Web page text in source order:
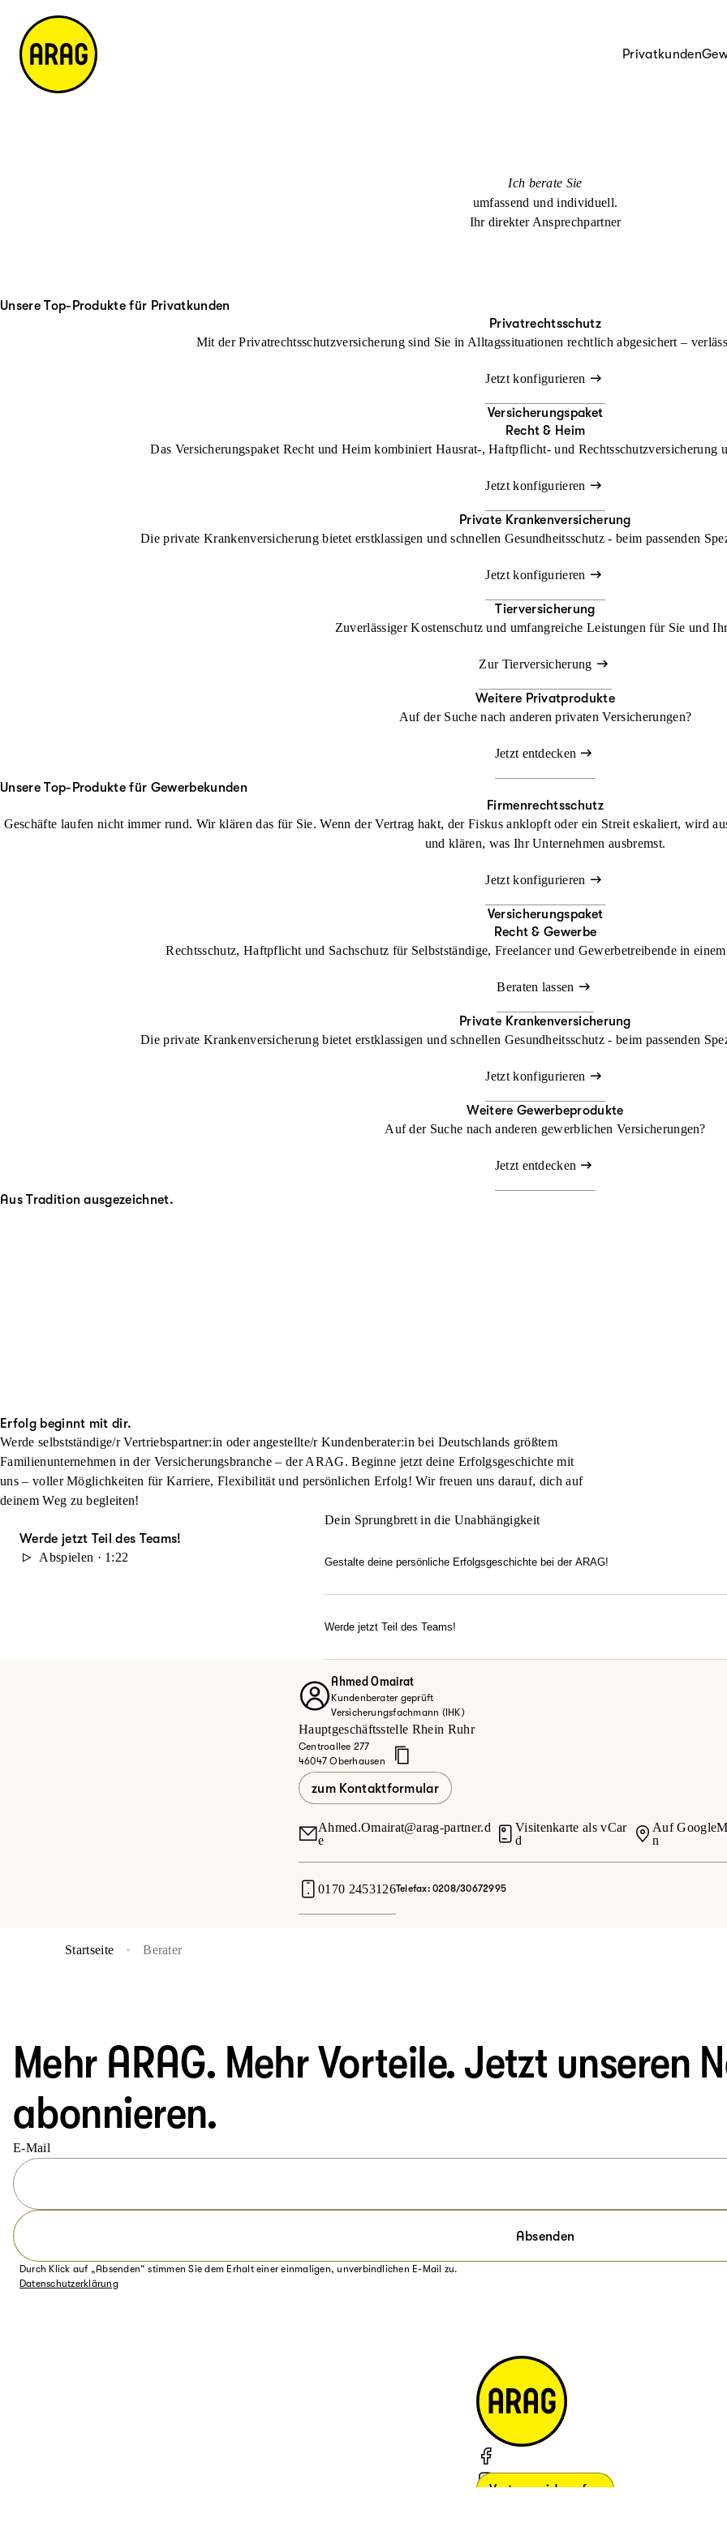
Privatkunden
Ich berate Sie
umfassend und individuell.
Ihr direkter Ansprechpartner
Unsere Top-Produkte für Privatkunden
Privatrechtsschutz
Mit der Privatrechtsschutzversicherung sind Sie in Alltagssituationen rechtlich abgesichert –
Jetzt konfigurieren
Versicherungspaket
Recht & Heim
Das Versicherungspaket Recht und Heim kombiniert Hausrat-, Haftpflicht- und Rechtsschutzversicherung
Jetzt konfigurieren
Private Krankenversicherung
Die private Krankenversicherung bietet erstklassigen und schnellen Gesundheitsschutz - beim passenden
Jetzt konfigurieren
Tierversicherung
Zuverlässiger Kostenschutz und umfangreiche Leistungen für Sie und
Zur Tierversicherung
Weitere Privatprodukte
Auf der Suche nach anderen privaten Versicherungen?
Jetzt entdecken
Unsere Top-Produkte für Gewerbekunden
Firmenrechtsschutz
Geschäfte laufen nicht immer rund. Wir klären das für Sie. Wenn der Vertrag hakt, der Fiskus anklopft oder ein Streit eskaliert, wird
und klären, was Ihr Unternehmen ausbremst.
Jetzt konfigurieren
Versicherungspaket
Recht & Gewerbe
Rechtsschutz, Haftpflicht und Sachschutz für Selbstständige, Freelancer und Gewerbetreibende in
Beraten lassen
Private Krankenversicherung
Die private Krankenversicherung bietet erstklassigen und schnellen Gesundheitsschutz - beim passenden
Jetzt konfigurieren
Weitere Gewerbeprodukte
Auf der Suche nach anderen gewerblichen Versicherungen?
Jetzt entdecken
Aus Tradition ausgezeichnet.
Erfolg beginnt mit dir.
Werde selbstständige/r Vertriebspartner:in oder angestellte/r Kundenberater:in bei Deutschlands größtem
Familienunternehmen in der Versicherungsbranche – der ARAG. Beginne jetzt deine Erfolgsgeschichte mit
uns – voller Möglichkeiten für Karriere, Flexibilität und persönlichen Erfolg! Wir freuen uns darauf, dich auf
deinem Weg zu begleiten!
Werde jetzt Teil des Teams!
Abspielen · 1:22
Dein Sprungbrett in die Unabhängigkeit
Gestalte deine persönliche Erfolgsgeschichte bei der ARAG!
Karrierechancen?
Werde jetzt Teil des Teams!
Jetzt mehr erfahren
Ahmed Omairat
Kundenberater geprüft
Versicherungsfachmann (IHK)
Hauptgeschäftsstelle Rhein Ruhr
Centroallee 277
46047 Oberhausen
zum Kontaktformular
Ahmed.Omairat@arag-partner.d
e
Visitenkarte als vCar
d
Auf
n
0170 2453126Telefax: 0208/30672995
Startseite Berater
Mehr ARAG. Mehr Vorteile. Jetzt unseren
abonnieren.
E-Mail
Absenden
Durch Klick auf „Absenden“ stimmen Sie dem Erhalt einer einmaligen, unverbindlichen E-Mail zu.
Datenschutzerklärung
Vertrag widerrufen